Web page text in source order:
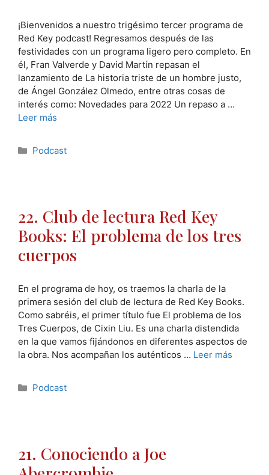
¡Bienvenidos a nuestro trigésimo tercer programa de
Red Key podcast! Regresamos después de las
festividades con un programa ligero pero completo. En
él, Fran Valverde y David Martín repasan el
lanzamiento de La historia triste de un hombre justo,
de Ángel González Olmedo, entre otras cosas de
interés como: Novedades para 2022 Un repaso a …
Leer más
Categorías
Podcast
22. Club de lectura Red Key
Books: El problema de los tres
cuerpos
En el programa de hoy, os traemos la charla de la
primera sesión del club de lectura de Red Key Books.
Como sabréis, el primer título fue El problema de los
Tres Cuerpos, de Cixin Liu. Es una charla distendida
en la que vamos fijándonos en diferentes aspectos de
la obra. Nos acompañan los auténticos … Leer más
Categorías
Podcast
21. Conociendo a Joe